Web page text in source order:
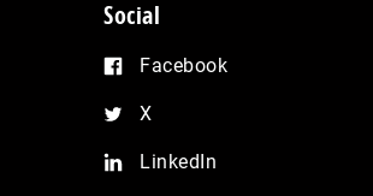
Social
Facebook
X
LinkedIn